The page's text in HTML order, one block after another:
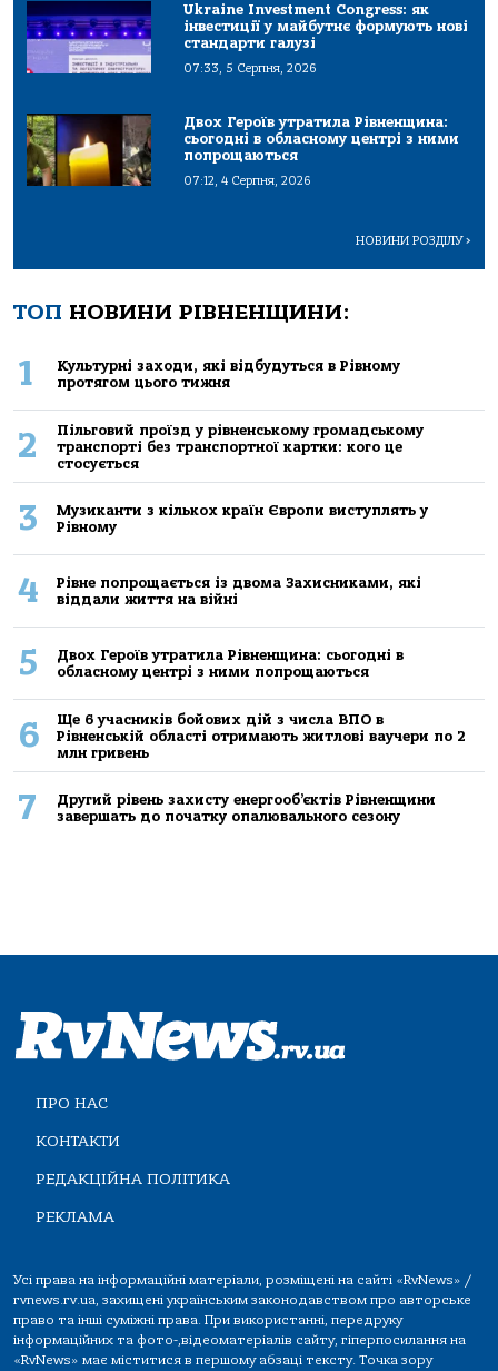
Ukraine Investment Congress: як
інвестиції у майбутнє формують нові
стандарти галузі
07:33, 5 Серпня, 2026
Двох Героїв утратила Рівненщина:
сьогодні в обласному центрі з ними
попрощаються
07:12, 4 Серпня, 2026
НОВИНИ РОЗДІЛУ>
ТОП НОВИНИ РІВНЕНЩИНИ:
1
Культурні заходи, які відбудуться в Рівному
протягом цього тижня
2
Пільговий проїзд у рівненському громадському
транспорті без транспортної картки: кого це
стосується
3
Музиканти з кількох країн Європи виступлять у
Рівному
4
Рівне попрощається із двома Захисниками, які
віддали життя на війні
5
Двох Героїв утратила Рівненщина: сьогодні в
обласному центрі з ними попрощаються
6
Ще 6 учасників бойових дій з числа ВПО в
Рівненській області отримають житлові ваучери по 2
млн гривень
7
Другий рівень захисту енергооб’єктів Рівненщини
завершать до початку опалювального сезону
ПРО НАС
КОНТАКТИ
РЕДАКЦІЙНА ПОЛІТИКА
РЕКЛАМА
Усі права на інформаційні матеріали, розміщені на сайті «RvNews» /
rvnews.rv.ua, захищені українським законодавством про авторське
право та інші суміжні права. При використанні, передруку
інформаційних та фото-,відеоматеріалів сайту, гіперпосилання на
«RvNews» має міститися в першому абзаці тексту. Точка зору